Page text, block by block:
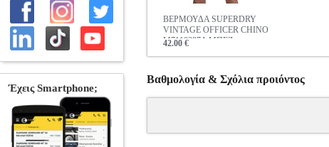
ΒΕΡΜΟΥΔΑ SUPERDRY
VINTAGE OFFICER CHINO
M7110397A ΜΠΕΖ
42.00 €
Βαθμολογία & Σχόλια προιόντος